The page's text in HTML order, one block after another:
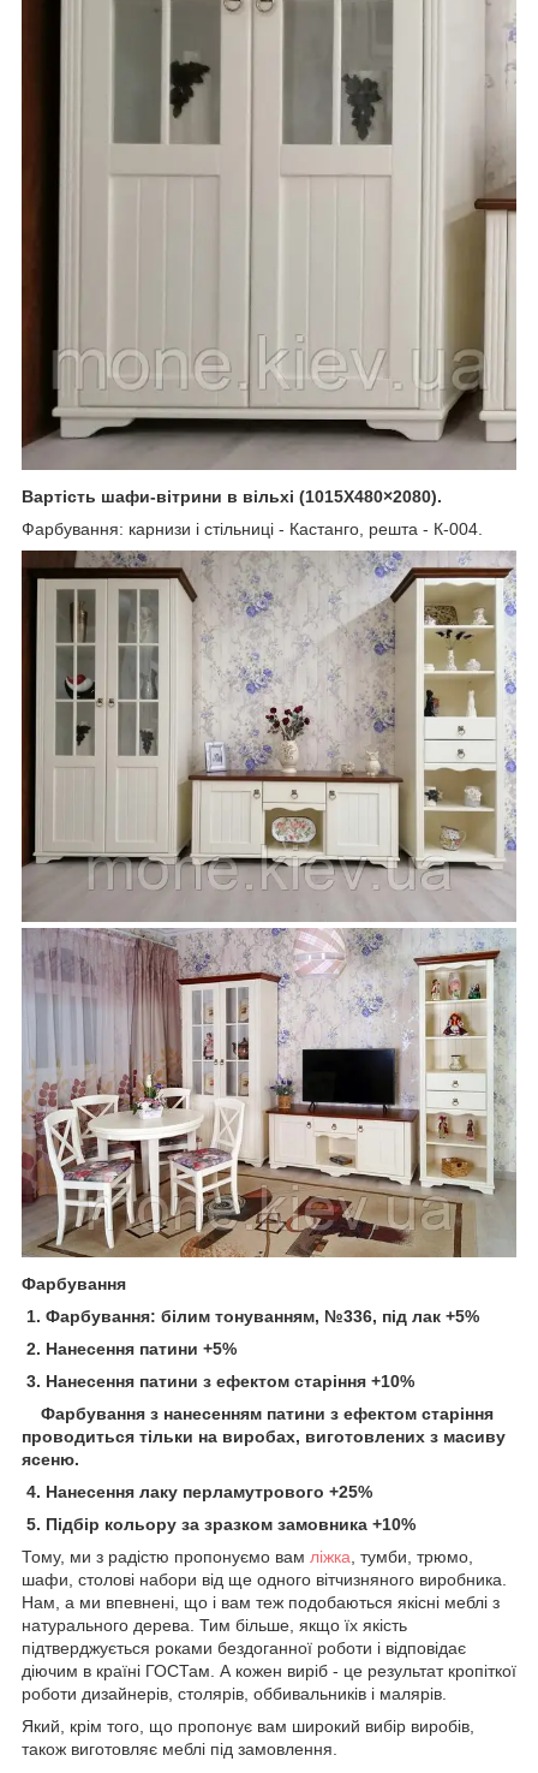
Вартість шафи-вітрини в вільхі (1015Х480×2080).
Фарбування: карнизи і стільниці - Кастанго, решта - К-004.
Фарбування
1. Фарбування: білим тонуванням, №336, під лак +5%
2. Нанесення патини +5%
3. Нанесення патини з ефектом старіння +10%
Фарбування з нанесенням патини з ефектом старіння
проводиться тільки на виробах, виготовлених з масиву
ясеню.
4. Нанесення лаку перламутрового +25%
5. Підбір кольору за зразком замовника +10%
Тому, ми з радістю пропонуємо вам ліжка , тумби, трюмо,
шафи, столові набори від ще одного вітчизняного виробника.
Нам, а ми впевнені, що і вам теж подобаються якісні меблі з
натурального дерева. Тим більше, якщо їх якість
підтверджується роками бездоганної роботи і відповідає
діючим в країні ГОСТам. А кожен виріб - це результат кропіткої
роботи дизайнерів, столярів, оббивальників і малярів.
Який, крім того, що пропонує вам широкий вибір виробів,
також виготовляє меблі під замовлення.